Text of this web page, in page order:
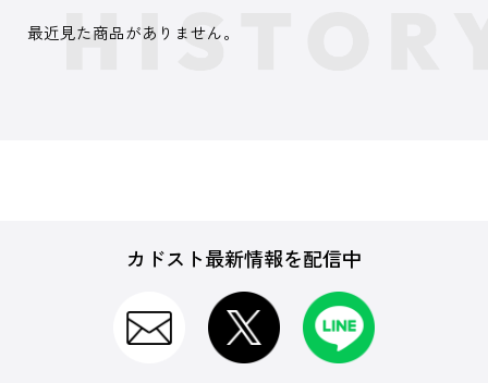
最近見た商品がありません。
カドスト最新情報を配信中